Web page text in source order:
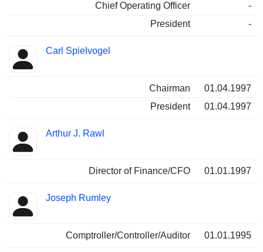
Chief Operating Officer
-
President
-
Carl Spielvogel
Chairman
01.04.1997
President
01.04.1997
Arthur J. Rawl
Director of Finance/CFO 01.01.1997
Joseph Rumley
Comptroller/Controller/Auditor 01.01.1995